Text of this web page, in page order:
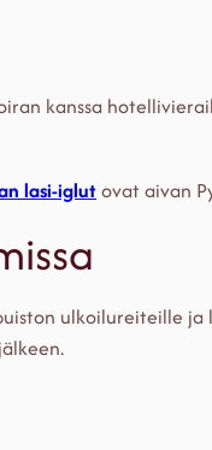
kanssa
lasi-iglutovat aivan
ulkoilureiteille